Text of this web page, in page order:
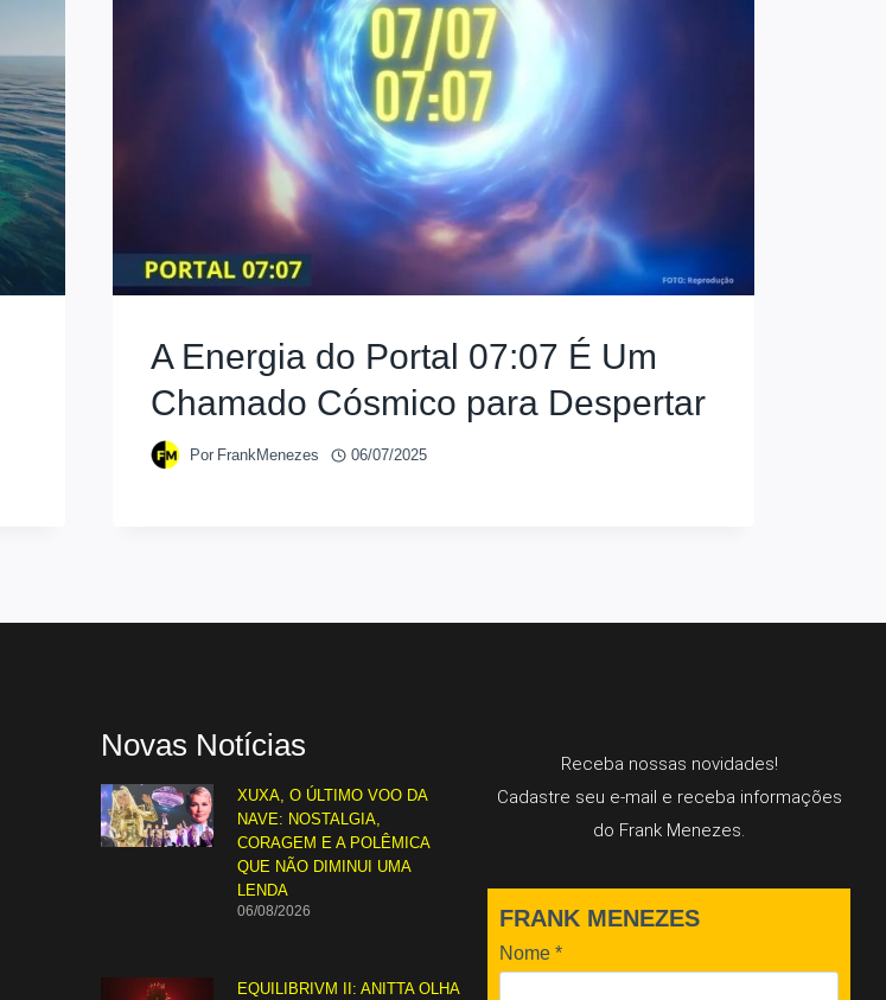
A Energia do Portal 07:07 É Um
Chamado Cósmico para Despertar
Por FrankMenezes 06/07/2025
Novas Notícias
XUXA, O ÚLTIMO VOO DA
NAVE: NOSTALGIA,
CORAGEM E A POLÊMICA
QUE NÃO DIMINUI UMA
LENDA
06/08/2026
EQUILIBRIVM II: ANITTA OLHA
Receba nossas novidades!
Cadastre seu e-mail e receba informações
do Frank Menezes.
FRANK MENEZES
Nome *